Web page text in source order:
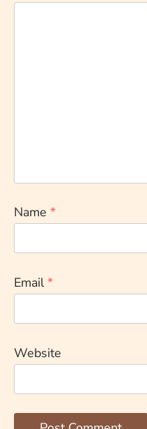
Name *
Email*
Website